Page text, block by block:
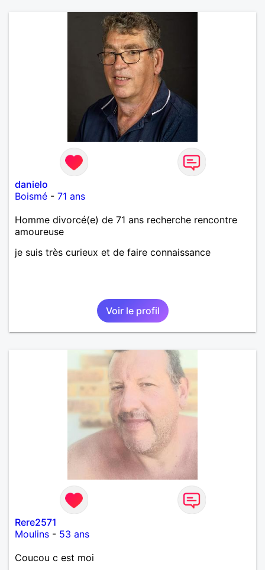
danielo
Boismé - 71 ans
Homme divorcé(e) de 71 ans recherche rencontre
amoureuse
je suis très curieux et de faire connaissance
Voir le profil
Rere2571
Moulins - 53 ans
Coucou c est moi